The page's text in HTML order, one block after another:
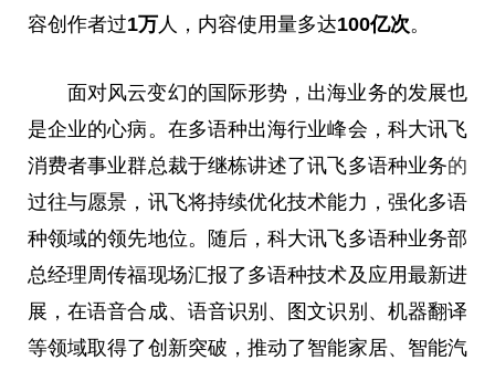
容创作者过1万 人，内容使用量多达100亿次。
面对风云变幻的国际形势，出海业务的发展也
是企业的心病。在多语种出海行业峰会，科大讯飞
消费者事业群总裁于继栋讲述了讯飞多语种业务的
过往与愿景，讯飞将持续优化技术能力，强化多语
种领域的领先地位。随后，科大讯飞多语种业务部
总经理周传福现场汇报了多语种技术及应用最新进
展，在语音合成、语音识别、图文识别、机器翻译
等领域取得了创新突破，推动了智能家居、智能汽